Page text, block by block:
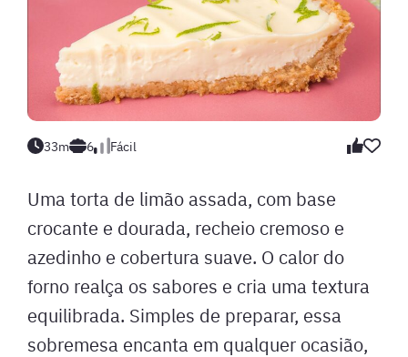
33m 6 Fácil
Uma torta de limão assada, com base
crocante e dourada, recheio cremoso e
azedinho e cobertura suave. O calor do
forno realça os sabores e cria uma textura
equilibrada. Simples de preparar, essa
sobremesa encanta em qualquer ocasião,